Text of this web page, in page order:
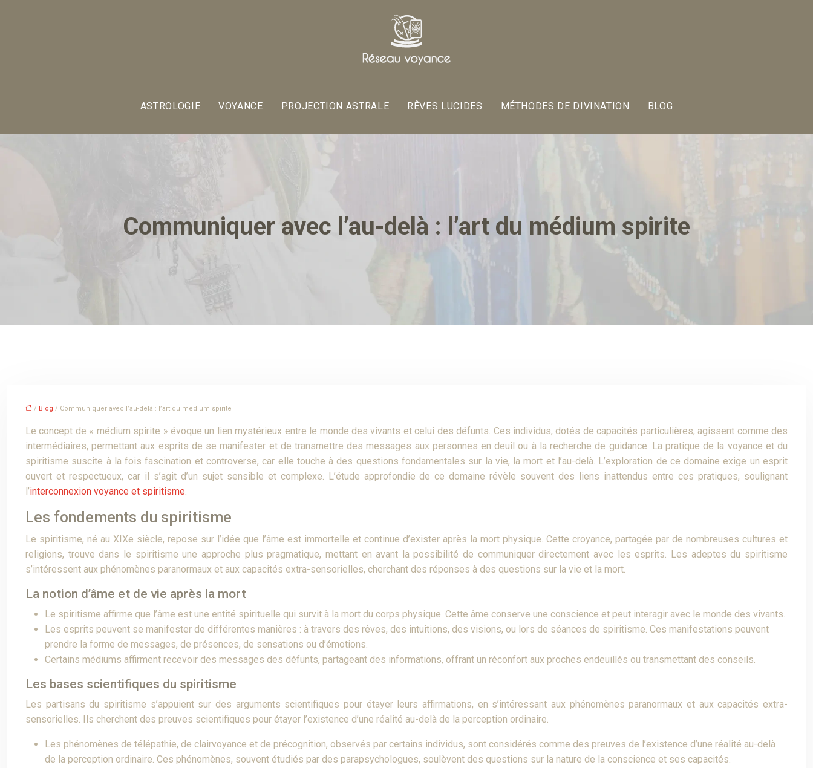
ASTROLOGIE VOYANCE PROJECTION ASTRALE RÊVES LUCIDES MÉTHODES DE DIVINATION BLOG
Communiquer avec l’au-delà : l’art du médium spirite
/ Blog / Communiquer avec l’au-delà : l’art du médium spirite
Le concept de « médium spirite » évoque un lien mystérieux entre le monde des vivants et celui des défunts. Ces individus, dotés de capacités particulières, agissent comme des
intermédiaires, permettant aux esprits de se manifester et de transmettre des messages aux personnes en deuil ou à la recherche de guidance. La pratique de la voyance et du
spiritisme suscite à la fois fascination et controverse, car elle touche à des questions fondamentales sur la vie, la mort et l’au-delà. L’exploration de ce domaine exige un esprit
ouvert et respectueux, car il s’agit d’un sujet sensible et complexe. L’étude approfondie de ce domaine révèle souvent des liens inattendus entre ces pratiques, soulignant
l’interconnexion voyance et spiritisme.
Les fondements du spiritisme
Le spiritisme, né au XIXe siècle, repose sur l’idée que l’âme est immortelle et continue d’exister après la mort physique. Cette croyance, partagée par de nombreuses cultures et
religions, trouve dans le spiritisme une approche plus pragmatique, mettant en avant la possibilité de communiquer directement avec les esprits. Les adeptes du spiritisme
s’intéressent aux phénomènes paranormaux et aux capacités extra-sensorielles, cherchant des réponses à des questions sur la vie et la mort.
La notion d’âme et de vie après la mort
Le spiritisme affirme que l’âme est une entité spirituelle qui survit à la mort du corps physique. Cette âme conserve une conscience et peut interagir avec le monde des vivants.
Les esprits peuvent se manifester de différentes manières : à travers des rêves, des intuitions, des visions, ou lors de séances de spiritisme. Ces manifestations peuvent
prendre la forme de messages, de présences, de sensations ou d’émotions.
Certains médiums affirment recevoir des messages des défunts, partageant des informations, offrant un réconfort aux proches endeuillés ou transmettant des conseils.
Les bases scientifiques du spiritisme
Les partisans du spiritisme s’appuient sur des arguments scientifiques pour étayer leurs affirmations, en s’intéressant aux phénomènes paranormaux et aux capacités extra-
sensorielles. Ils cherchent des preuves scientifiques pour étayer l’existence d’une réalité au-delà de la perception ordinaire.
Les phénomènes de télépathie, de clairvoyance et de précognition, observés par certains individus, sont considérés comme des preuves de l’existence d’une réalité au-delà
de la perception ordinaire. Ces phénomènes, souvent étudiés par des parapsychologues, soulèvent des questions sur la nature de la conscience et ses capacités.